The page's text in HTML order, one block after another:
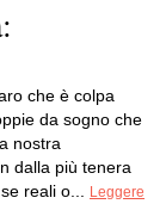
che è colpa
da sogno che
nostra
dalla più tenera
reali o...
Leggere